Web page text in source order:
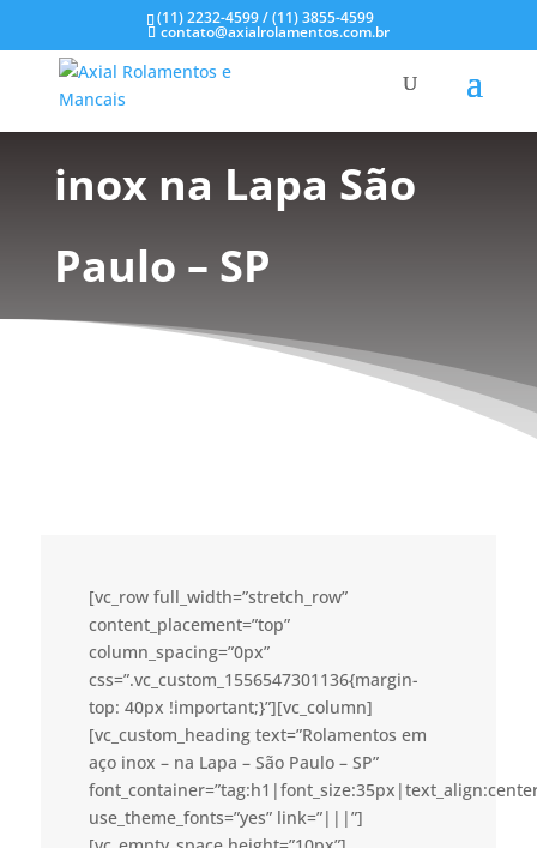
(11) 2232-4599 / (11) 3855-4599
contato@axialrolamentos.com.br
Rolamentos em aço
inox na Lapa São
Paulo – SP
[vc_row full_width=”stretch_row”
content_placement=”top”
column_spacing=”0px”
css=”.vc_custom_1556547301136{margin-
top: 40px !important;}”][vc_column]
[vc_custom_heading text=”Rolamentos em
aço inox – na Lapa – São Paulo – SP”
use_theme_fonts=”yes” link=”|||”]